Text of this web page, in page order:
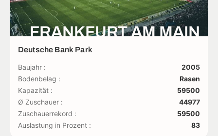
FRANKFURT AM MAIN
Deutsche Bank Park
Baujahr :
2005
Bodenbelag :
Rasen
Kapazität :
59500
Ø Zuschauer :
44977
Zuschauerrekord :
59500
Auslastung in Prozent :
83